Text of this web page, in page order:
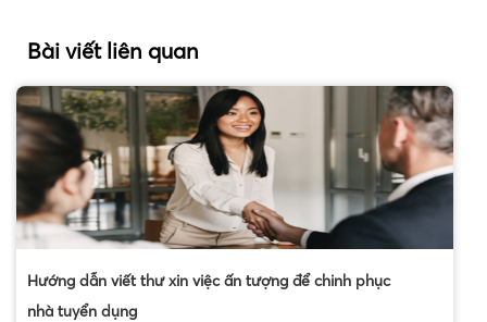
Bài viết liên quan
Hướng dẫn viết thư xin việc ấn tượng để chinh phục
nhà tuyển dụng